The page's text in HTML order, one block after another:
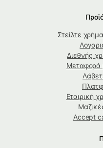
Στείλτε
Διεθνής
Μεταφορά
Εταιρική
Accept